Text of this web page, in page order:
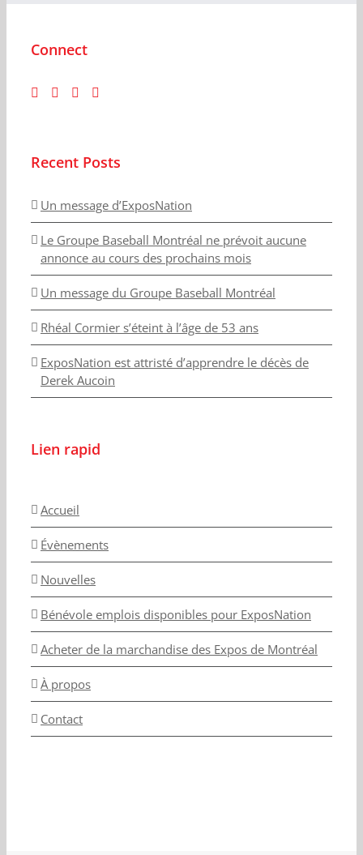
Connect
Recent Posts
Un message d’ExposNation
Le Groupe Baseball Montréal ne prévoit aucune
annonce au cours des prochains mois
Un message du Groupe Baseball Montréal
Rhéal Cormier s’éteint à l’âge de 53 ans
ExposNation est attristé d’apprendre le décès de
Derek Aucoin
Lien rapid
Accueil
Évènements
Nouvelles
Bénévole emplois disponibles pour ExposNation
Acheter de la marchandise des Expos de Montréal
À propos
Contact